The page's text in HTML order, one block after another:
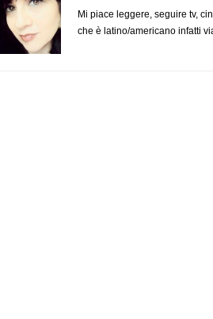
Mi piace leggere, seguire tv,
che è latino/americano infatti